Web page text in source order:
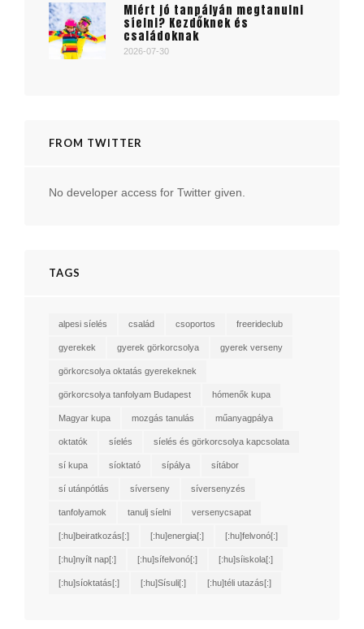
Miért jó tanpályán megtanulni
síelni? Kezdőknek és
családoknak
2026-07-30
FROM TWITTER
No developer access for Twitter given.
TAGS
alpesi síelés család csoportos freerideclub
gyerekek gyerek görkorcsolya gyerek verseny
görkorcsolya oktatás gyerekeknek
görkorcsolya tanfolyam Budapest hómenők kupa
Magyar kupa mozgás tanulás műanyagpálya
oktatók síelés síelés és görkorcsolya kapcsolata
sí kupa síoktató sípálya sítábor
sí utánpótlás síverseny síversenyzés
tanfolyamok tanulj síelni versenycsapat
[:hu]beiratkozás[:] [:hu]energia[:] [:hu]felvonó[:]
[:hu]nyílt nap[:] [:hu]sífelvonó[:] [:hu]síiskola[:]
[:hu]síoktatás[:] [:hu]Sísuli[:] [:hu]téli utazás[:]